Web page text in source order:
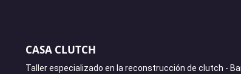
CASA CLUTCH
Taller especializado en la reconstrucción de clutch -